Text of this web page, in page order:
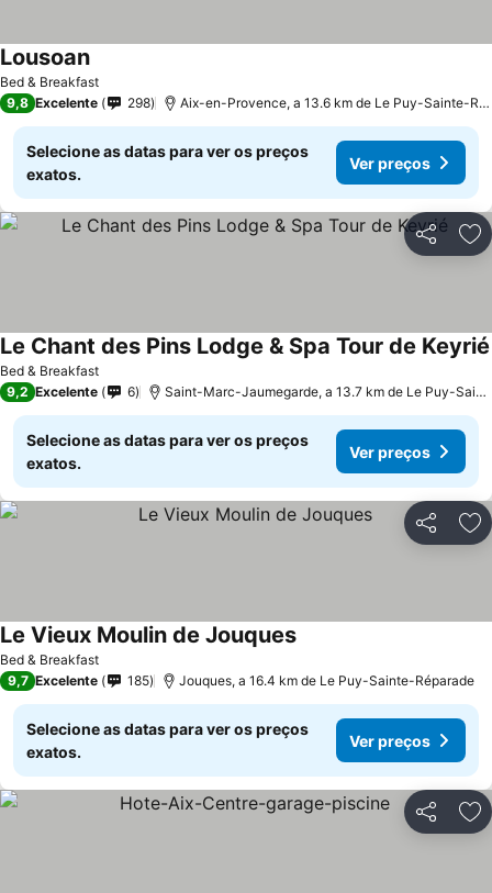
Bed & Breakfast
Lousoan
9,8 Excelente 298 Aix-en-Provence, a 13.6 km de Le Puy-Sainte-Réparade
Selecione as datas para ver os preços
exatos.
Ver preços
Partilhar
Bed & Breakfast
Le Chant des Pins Lodge & Spa Tour de Keyrié
9,2 Excelente 6 Saint-Marc-Jaumegarde, a 13.7 km de Le Puy-Sainte-Réparade
Selecione as datas para ver os preços
exatos.
Ver preços
Partilhar
Bed & Breakfast
Le Vieux Moulin de Jouques
9,7 Excelente 185 Jouques, a 16.4 km de Le Puy-Sainte-Réparade
Selecione as datas para ver os preços
exatos.
Ver preços
Partilhar